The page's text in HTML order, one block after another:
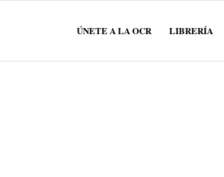
ÚNETE A LA OCR LIBRERÍA